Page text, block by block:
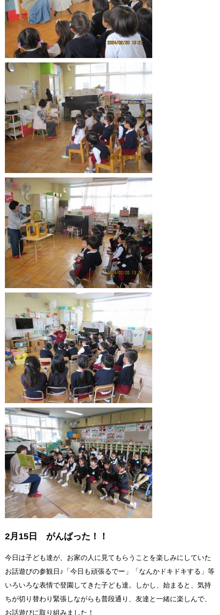
2月15日 がんばった！！
今日は子ども達が、お家の人に見てもらうことを楽しみにしていた
お話遊びの参観日♪「今日も頑張るでー」「なんかドキドキする」等
いろいろな表情で登園してきた子ども達。しかし、始まると、気持
ちが切り替わり緊張しながらも普段通り、友達と一緒に楽しんで、
お話遊びに取り組みました！